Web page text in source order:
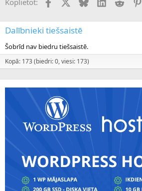
Koplietot:
Dalībnieki tiešsaistē
Šobrīd nav biedru tiešsaistē.
Kopā: 173 (biedri: 0, viesi: 173)